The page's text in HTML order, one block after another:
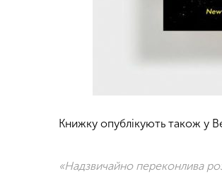
Книжку опублікують також у
«Надзвичайно переконлива